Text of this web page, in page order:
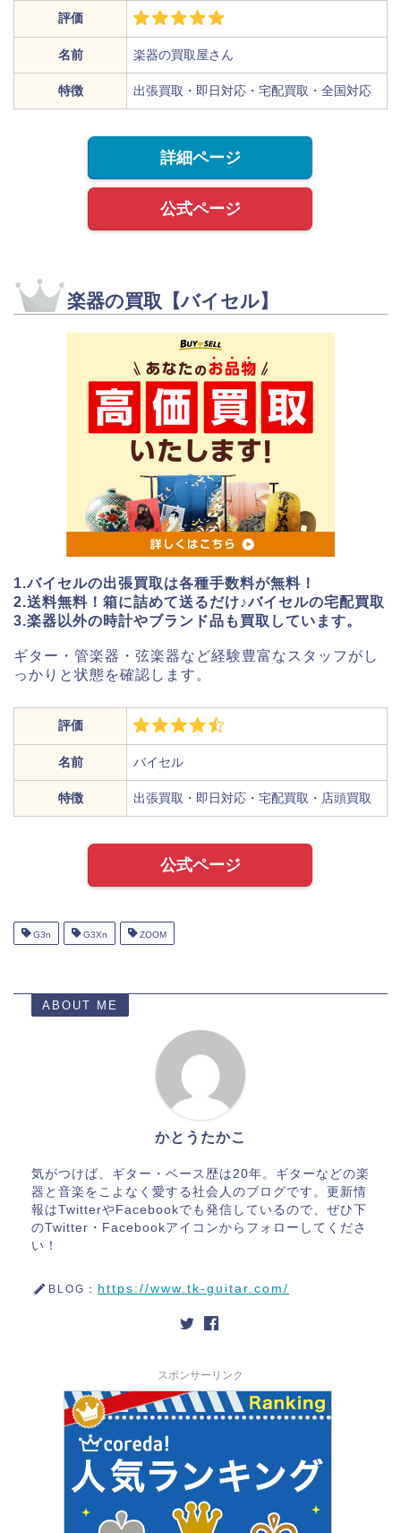
評価
名前 楽器の買取屋さん
特徴 出張買取・即日対応・宅配買取・全国対応
詳細ページ
公式ページ
楽器の買取【バイセル】
1.バイセルの出張買取は各種手数料が無料！
2.送料無料！箱に詰めて送るだけ♪バイセルの宅配買取
3.楽器以外の時計やブランド品も買取しています。
ギター・管楽器・弦楽器など経験豊富なスタッフがし
っかりと状態を確認します。
評価
名前 バイセル
特徴 出張買取・即日対応・宅配買取・店頭買取
公式ページ
G3n G3Xn ZOOM
ABOUT ME
かとうたかこ
気がつけば、ギター・ベース歴は20年。ギターなどの楽
器と音楽をこよなく愛する社会人のブログです。更新情
報はTwitterやFacebookでも発信しているので、ぜひ下
のTwitter・Facebookアイコンからフォローしてくださ
い！
BLOG： https://www.tk-guitar.com/
スポンサーリンク